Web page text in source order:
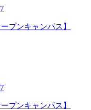
プンキャンパス】
プンキャンパス】